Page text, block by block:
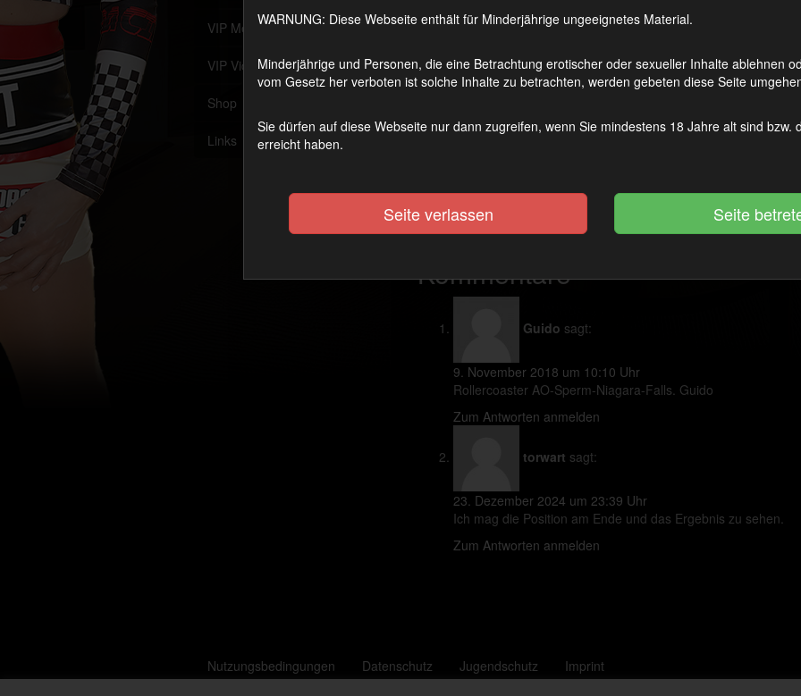
VIP Member werden
VIP Videothek
Shop
Links
Ich hatte im Internet einen Besuch in einem Pornokino gepostet.
bekam genau das, was ich brauche. Viel Sperma in meinem
Kategorie(n):Gangbang? Ich vertrage viele Schwänze!
Schlagwort(e):
Overknees,
Kommentare
Guido sagt:
9. November 2018 um 10:10 Uhr
Rollercoaster AO-Sperm-Niagara-Falls. Guido
Zum Antworten anmelden
torwart sagt:
23. Dezember 2024 um 23:39 Uhr
Ich mag die Position am Ende und das Ergebnis zu sehen.
Zum Antworten anmelden
Nutzungsbedingungen Datenschutz Jugendschutz Imprint
WARNUNG: Diese Webseite enthält für Minderjährige ungeeignetes Material.
Minderjährige und Personen, die eine Betrachtung erotischer oder sexueller Inhalte ablehnen
vom Gesetz her verboten ist solche Inhalte zu betrachten, werden gebeten diese Seite
Sie dürfen auf diese Webseite nur dann zugreifen, wenn Sie mindestens 18 Jahre alt sind bzw.
erreicht haben.
Seite verlassen